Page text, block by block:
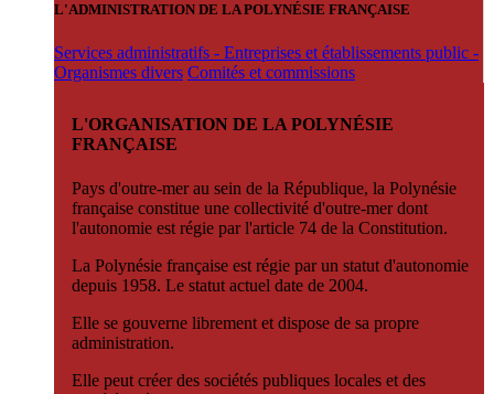
L'ADMINISTRATION DE LA POLYNÉSIE FRANÇAISE
Services administratifs - Entreprises et établissements public -
Organismes divers Comités et commissions
L'ORGANISATION DE LA POLYNÉSIE
FRANÇAISE
Pays d'outre-mer au sein de la République, la Polynésie
française constitue une collectivité d'outre-mer dont
l'autonomie est régie par l'article 74 de la Constitution.
La Polynésie française est régie par un statut d'autonomie
depuis 1958. Le statut actuel date de 2004.
Elle se gouverne librement et dispose de sa propre
administration.
Elle peut créer des sociétés publiques locales et des